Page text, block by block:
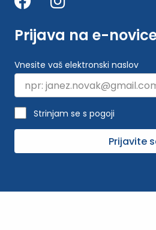
Prijava na e-
Vnesite vaš elektronski naslov
Strinjam se s pogoji
Prijavite